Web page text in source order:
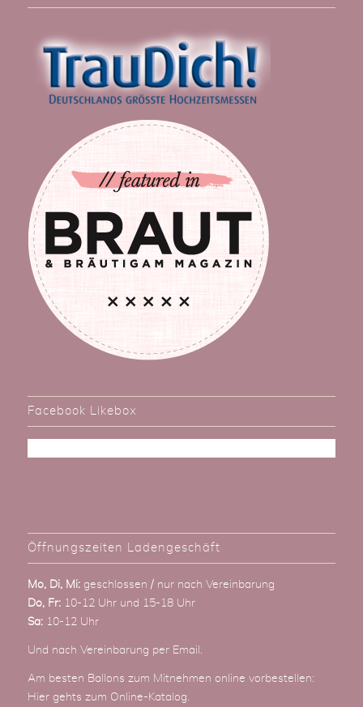
Facebook Likebox
Öffnungszeiten Ladengeschäft
Mo, Di, Mi:geschlossen / nur nach Vereinbarung
Do, Fr:10-12 Uhr und 15-18 Uhr
Sa:10-12 Uhr
Und nach Vereinbarung per Email
Am besten Ballons zum Mitnehmen online vorbestellen:
Hier gehts zum Online-Katalog